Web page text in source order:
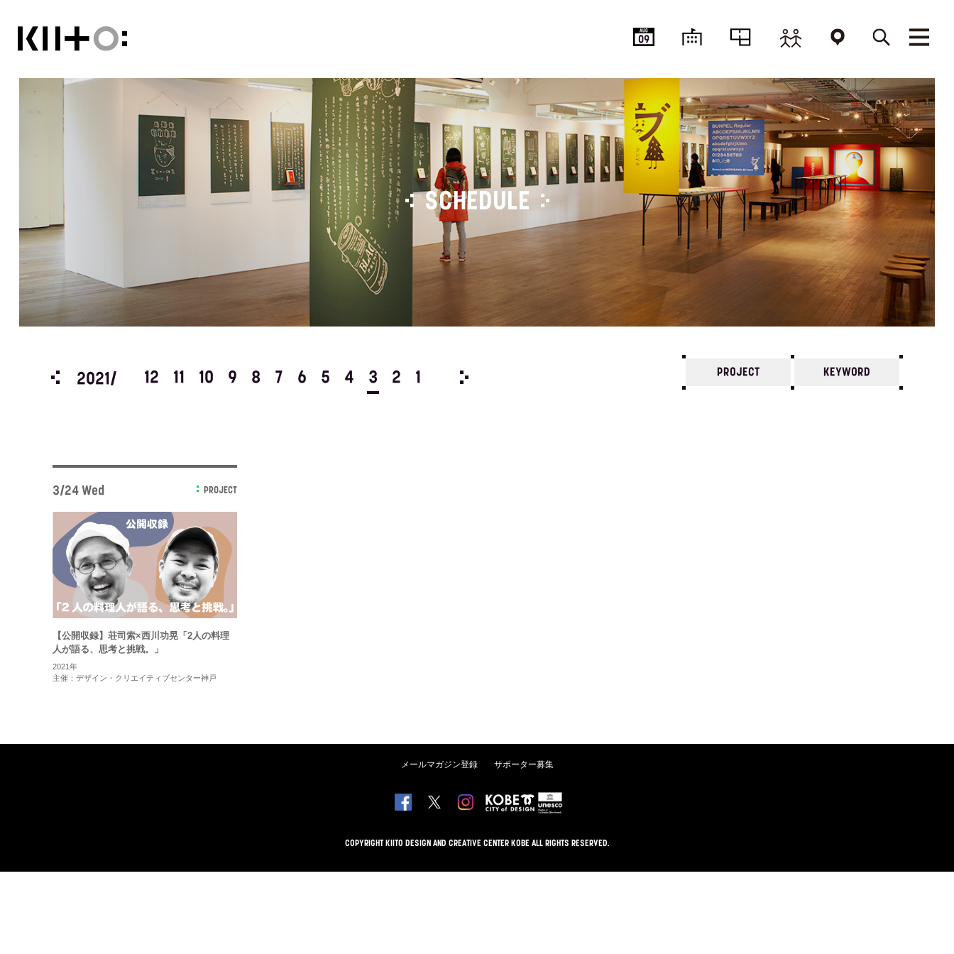
AUG
09
SCHEDULE
1 2021/ 12 11 10 9 8 7 6 5 4 3 2 1 2020/ 4 3 2 2019/
PROJECT KEYWORD
3/24 Wed PROJECT
【公開収録】荘司索×西川功晃「2人の料理
人が語る、思考と挑戦。」
2021年
主催：デザイン・クリエイティブセンター神戸
メールマガジン登録 サポーター募集
COPYRIGHT KIITO DESIGN AND CREATIVE CENTER KOBE ALL RIGHTS RESERVED.